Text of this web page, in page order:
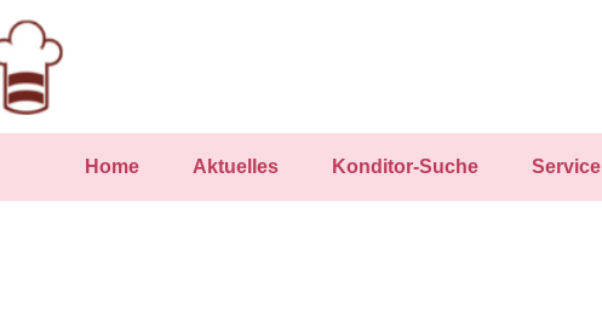
Home Aktuelles Konditor-Suche Service